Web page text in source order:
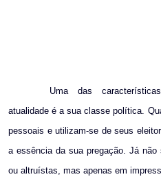
Uma das
atualidade é a sua classe política.
pessoais e utilizam-se de seus
a essência da sua pregação. Já
ou altruístas, mas apenas em